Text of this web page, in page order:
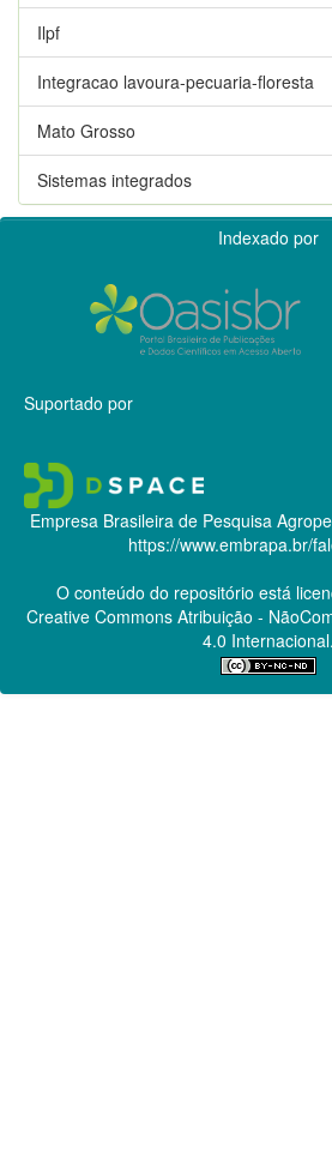
Ilpf
Integracao lavoura-pecuaria-floresta
Mato Grosso
Sistemas integrados
Indexado por
Suportado por
Empresa Brasileira de Pesquisa
https://www.embrapa.br/
O conteúdo do repositório está
Creative CommonsAtribuição -
4.0 Internacional.